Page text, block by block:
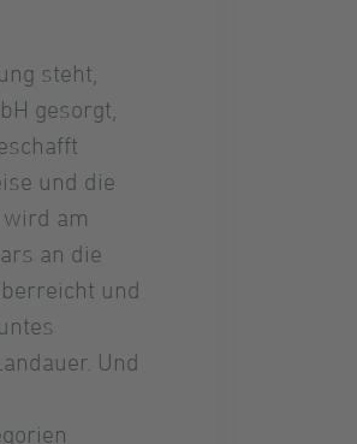
steht,
gesorgt,
und die
wird am
an die
und
Und